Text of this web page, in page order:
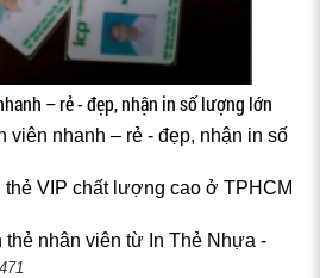
– rẻ - đẹp, nhận in số lượng lớn
viên nhanh – rẻ - đẹp, nhận in số
thẻ VIP chất lượng cao ở TPHCM
thẻ nhân viên từ In Thẻ Nhựa -